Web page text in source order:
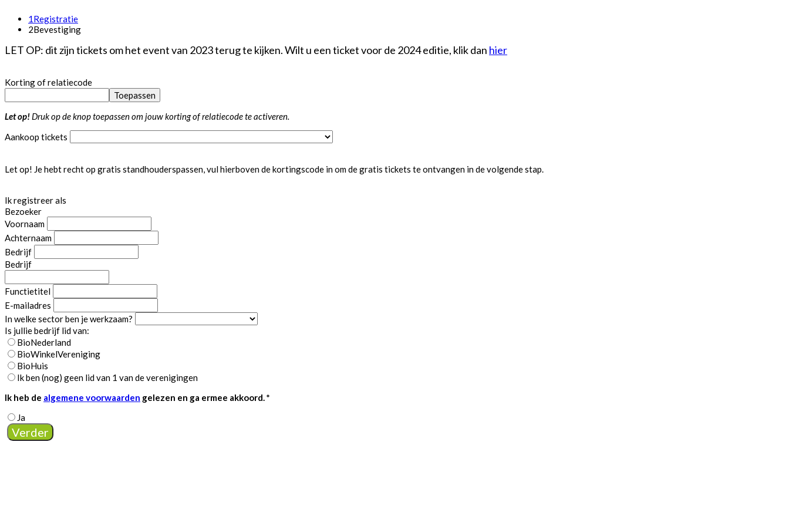
1Registratie
2Bevestiging
LET OP: dit zijn tickets om het event van 2023 terug te kijken. Wilt u een ticket voor de 2024 editie, klik dan hier
Korting of relatiecode
Toepassen
Let op! Druk op de knop toepassen om jouw korting of relatiecode te activeren.
Aankoop tickets
Let op! Je hebt recht op gratis standhouderspassen, vul hierboven de kortingscode in om de gratis tickets te ontvangen in de volgende stap.
Ik registreer als
Bezoeker
Voornaam
Achternaam
Bedrijf
Bedrijf
Functietitel
E-mailadres
In welke sector ben je werkzaam?
Is jullie bedrijf lid van:
BioNederland
BioWinkelVereniging
BioHuis
Ik ben (nog) geen lid van 1 van de verenigingen
Ik heb de algemene voorwaarden gelezen en ga ermee akkoord. *
Ja
Verder